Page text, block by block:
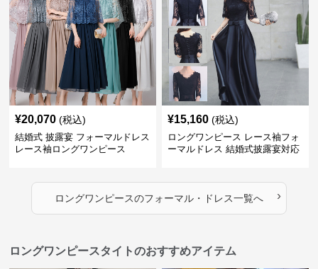
¥20,070 (税込)
結婚式 披露宴 フォーマルドレス
レース袖ロングワンピース
¥15,160 (税込)
ロングワンピース レース袖フォ
ーマルドレス 結婚式披露宴対応
ロングワンピースのフォーマル・ドレス一覧へ ›
ロングワンピースタイトのおすすめアイテム